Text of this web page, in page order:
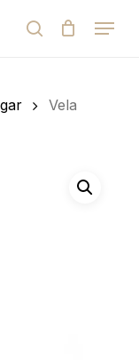
search
Menu
Vela